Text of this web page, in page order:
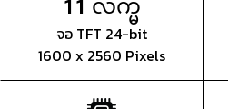
11
จอ TFT 24-bit
1600 x 2560 Pixels